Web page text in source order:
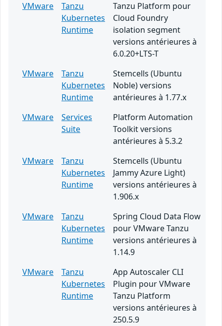
VMware
Tanzu
Kubernetes
Runtime
Tanzu Platform pour
Cloud Foundry
isolation segment
versions antérieures à
6.0.20+LTS-T
VMware
Tanzu
Kubernetes
Runtime
Stemcells (Ubuntu
Noble) versions
antérieures à 1.77.x
VMware
Services
Suite
Platform Automation
Toolkit versions
antérieures à 5.3.2
VMware
Tanzu
Kubernetes
Runtime
Stemcells (Ubuntu
Jammy Azure Light)
versions antérieures à
1.906.x
VMware
Tanzu
Kubernetes
Runtime
Spring Cloud Data Flow
pour VMware Tanzu
versions antérieures à
1.14.9
VMware
Tanzu
Kubernetes
Runtime
App Autoscaler CLI
Plugin pour VMware
Tanzu Platform
versions antérieures à
250.5.9